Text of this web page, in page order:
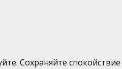
Сохраняйте